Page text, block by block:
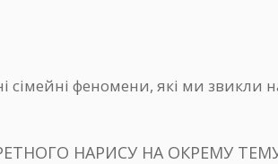
сімейні феномени, які ми
НАРИСУ НА ОКРЕМУ